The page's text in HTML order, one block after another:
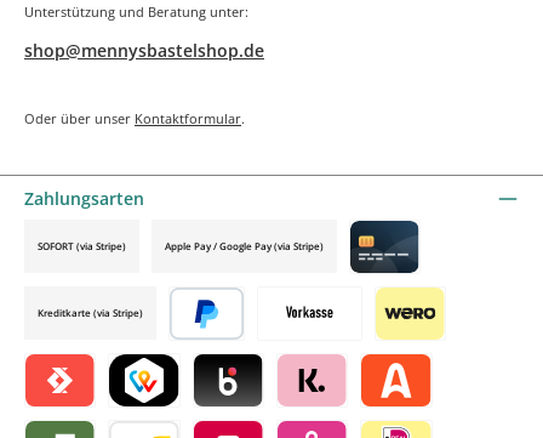
Unterstützung und Beratung unter:
shop@mennysbastelshop.de
Oder über unser Kontaktformular.
Zahlungsarten
Vorkasse Wero
Satispay by mollieTWINT by mollieBlik by mollieKlarna by mollieAlma by mollie
SOFORT (via Stripe) Apple Pay / Google Pay (via Stripe)
Credit card by mollie
Kreditkarte (via Stripe)
Später bezahlen